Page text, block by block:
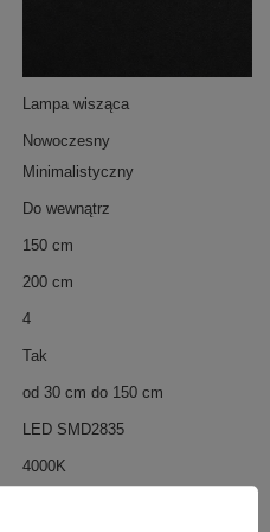
oświetlenie, które
i możliwość regulacji
Lampa wisząca
Nowoczesny
Minimalistyczny
Do wewnątrz
150 cm
200 cm
4
Tak
od 30 cm do 150 cm
LED SMD2835
4000K